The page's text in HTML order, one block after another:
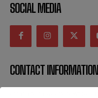
SOCIAL MEDIA
CONTACT INFORMATION